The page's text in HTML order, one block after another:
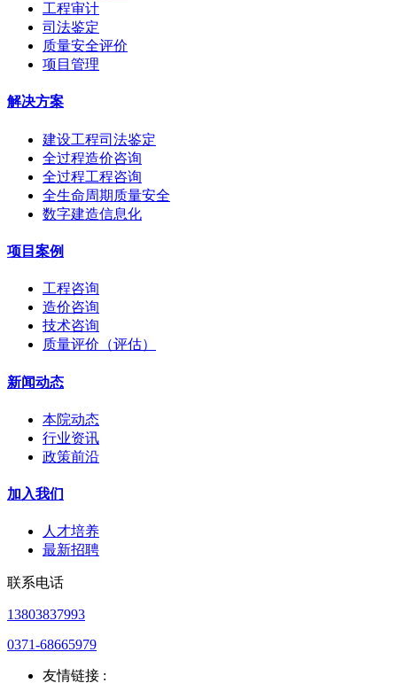
工程审计
司法鉴定
质量安全评价
项目管理
解决方案
建设工程司法鉴定
全过程造价咨询
全过程工程咨询
全生命周期质量安全
数字建造信息化
项目案例
工程咨询
造价咨询
技术咨询
质量评价（评估）
新闻动态
本院动态
行业资讯
政策前沿
加入我们
人才培养
最新招聘
联系电话
13803837993
0371-68665979
友情链接 :